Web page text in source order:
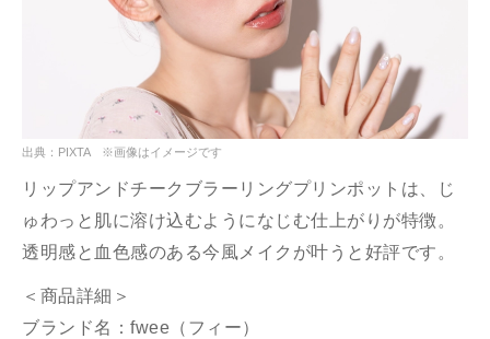
出典：PIXTA ※画像はイメージです
リップアンドチークブラーリングプリンポットは、じ
ゅわっと肌に溶け込むようになじむ仕上がりが特徴。
透明感と血色感のある今風メイクが叶うと好評です。
＜商品詳細＞
ブランド名：fwee（フィー）